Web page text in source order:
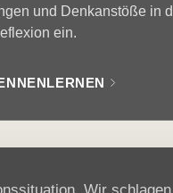
und Denkanstöße in
ein.